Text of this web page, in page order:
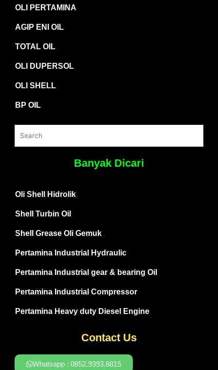
OLI PERTAMINA
AGIP ENI OIL
TOTAL OIL
OLI DUPERSOL
OLI SHELL
BP OIL
Banyak Dicari
Oli Shell Hidrolik
Shell Turbin Oil
Shell Grease Oli Gemuk
Pertamina Industrial Hydraulic
Pertamina Industrial gear & bearing Oil
Pertamina Industrial Compressor
Pertamina Heavy duty Diesel Engine
Contact Us
Whatsapp : 0852.9393.8815